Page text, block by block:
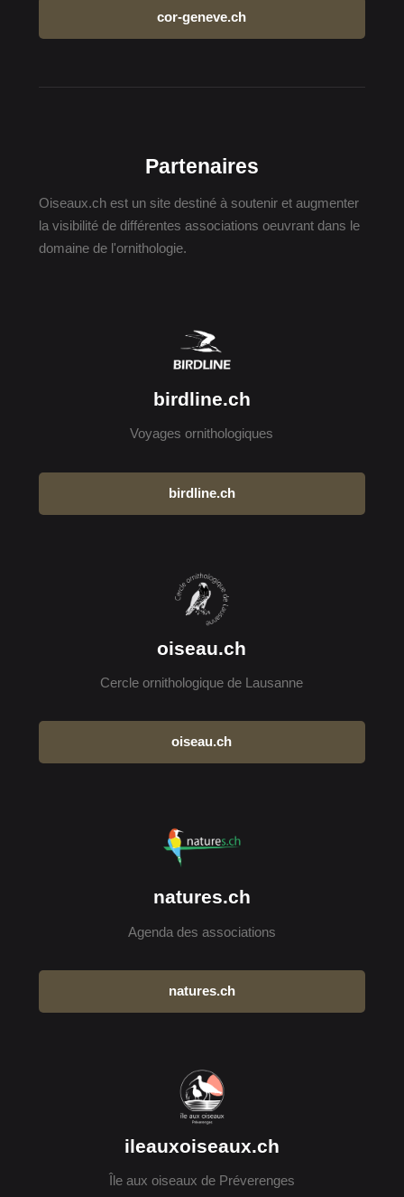
cor-geneve.ch
Partenaires
Oiseaux.ch est un site destiné à soutenir et augmenter
la visibilité de différentes associations oeuvrant dans le
domaine de l'ornithologie.
birdline.ch
Voyages ornithologiques
birdline.ch
oiseau.ch
Cercle ornithologique de Lausanne
oiseau.ch
natures.ch
Agenda des associations
natures.ch
ileauxoiseaux.ch
Île aux oiseaux de Préverenges